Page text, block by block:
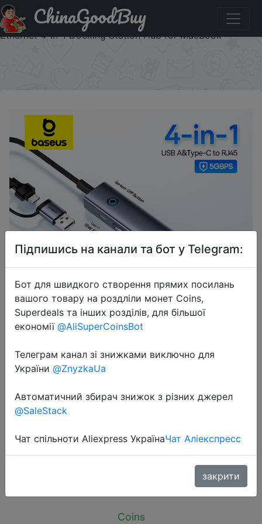
Придбати по знижці Baseus USB Hub Type-C USB-A
Adapter to USB 3.0 5Gbps Data Transfer RJ45 Gigabit
Ethernet 4-in-1 Docking Station Hub for MacBook
ChinaGoodBuy
Baseus USB Hub Type-C USB-A
Adapter to USB 3.0 5Gbps Data
Transfer RJ45 Gigabit Ethernet 4-
in-1 Docking Station Hub for
Coins
Підпишись на канали та бот у Telegram:
Бот для швидкого створення прямих посилань
вашого товару на роздліли монет Coins,
Superdeals та інших розділів, для більшої
економії @AliSuperCoinsBot
Телеграм канал зі знижками виключно для
України @ZnyzkaUa
Автоматичний збирач знижок з різних джерел
@SaleStack
Чат спільноти Aliexpress УкраїнаЧат Аліекспресс
закрити